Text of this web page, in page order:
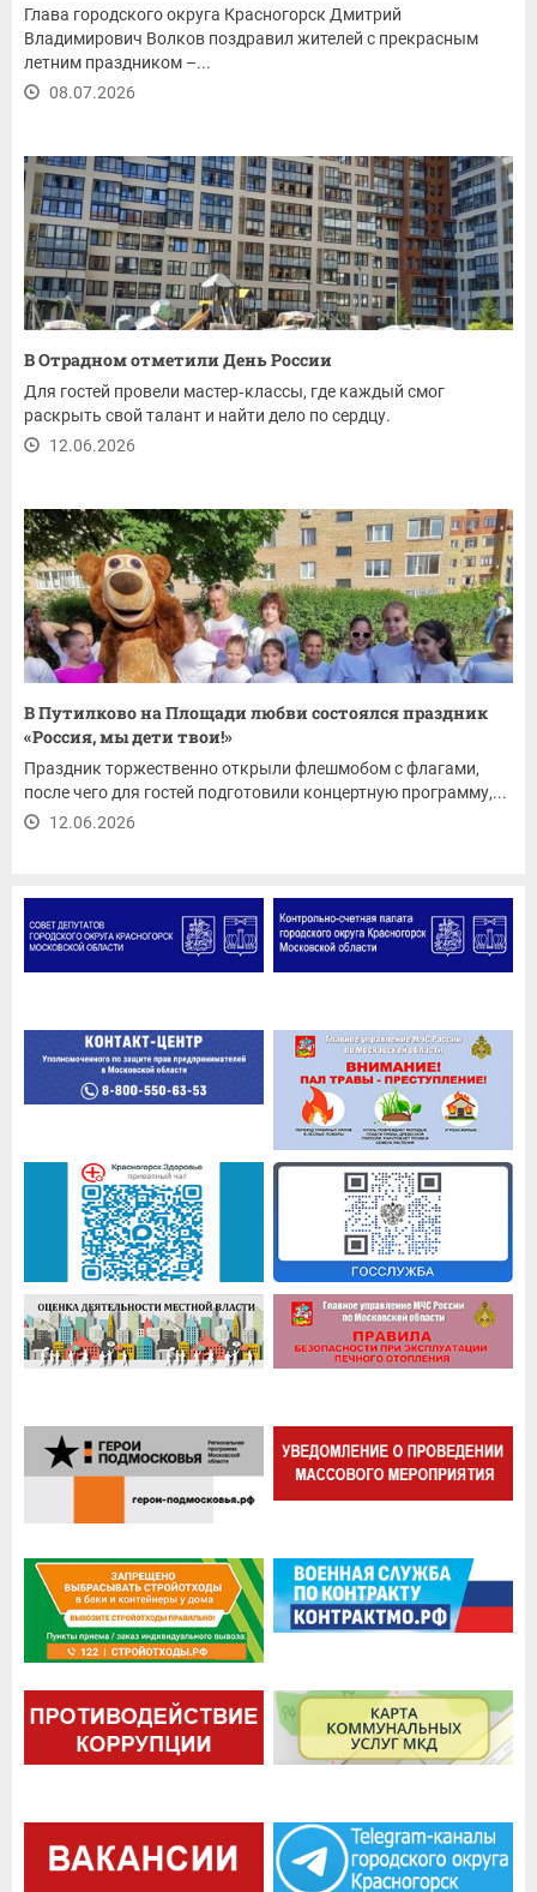
Глава городского округа Красногорск Дмитрий
Владимирович Волков поздравил жителей с прекрасным
летним праздником –...
08.07.2026
В Отрадном отметили День России
Для гостей провели мастер‑классы, где каждый смог
раскрыть свой талант и найти дело по сердцу.
12.06.2026
В Путилково на Площади любви состоялся праздник
«Россия, мы дети твои!»
Праздник торжественно открыли флешмобом с флагами,
после чего для гостей подготовили концертную программу,...
12.06.2026